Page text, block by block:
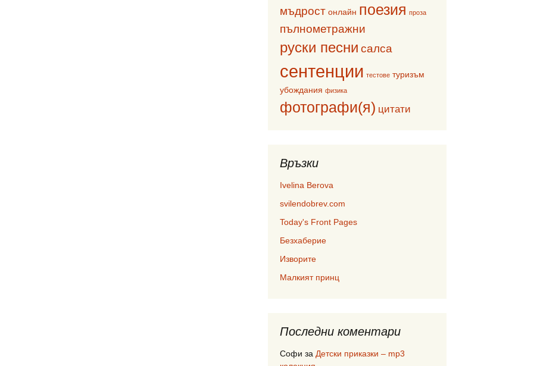
мъдрост онлайн поезия проза
пълнометражни
руски песни салса
сентенции тестове туризъм
убождания физика
фотографи(я) цитати
Връзки
Ivelina Berova
svilendobrev.com
Today's Front Pages
Безхаберие
Изворите
Малкият принц
Последни коментари
Софи за Детски приказки – mp3